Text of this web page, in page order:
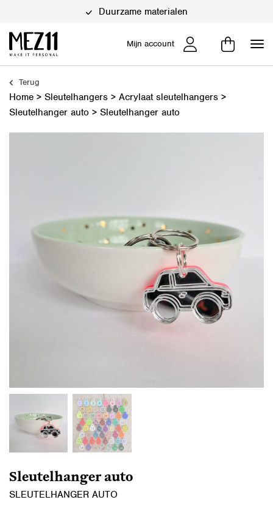
Duurzame materialen
Mijn account
Terug
Home > Sleutelhangers > Acrylaat sleutelhangers >
Sleutelhanger auto > Sleutelhanger auto
Sleutelhanger auto
SLEUTELHANGER AUTO